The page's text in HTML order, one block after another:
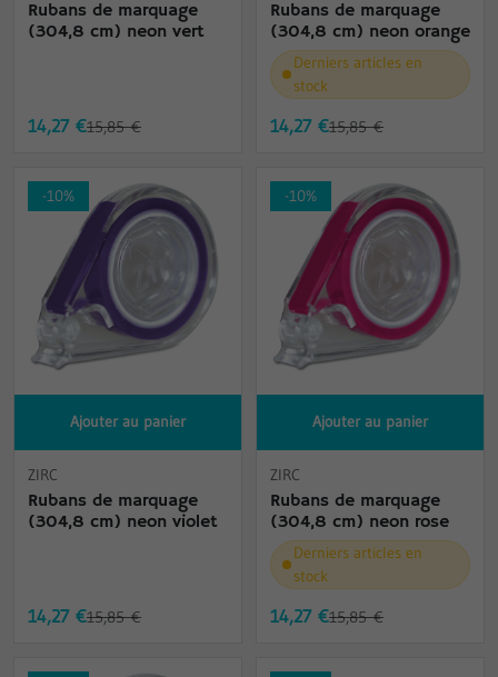
Rubans de marquage
(304,8 cm) neon vert
14,27 €15,85 €
Rubans de marquage
(304,8 cm) neon orange
Derniers articles en
stock
14,27 €15,85 €
-10%
Ajouter au panier
ZIRC
Rubans de marquage
(304,8 cm) neon violet
14,27 €15,85 €
-10%
Ajouter au panier
ZIRC
Rubans de marquage
(304,8 cm) neon rose
Derniers articles en
stock
14,27 €15,85 €